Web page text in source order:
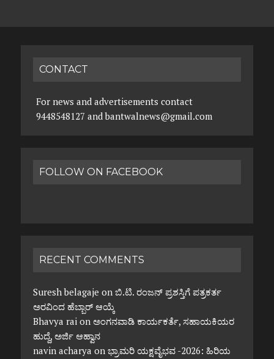
CONTACT
For news and advertisements contact
9448548127 and bantwalnews@gmail.com
FOLLOW ON FACEBOOK
RECENT COMMENTS
Suresh belagaje on ಬಿ.ಟಿ. ರಂಜನ್ ಪ್ರಶಸ್ತಿಗೆ ಪತ್ರಕರ್ತ
ಅರವಿಂದ ಹೆಬ್ಬಾರ್ ಆಯ್ಕೆ
Bhavya raion ಅಂಗನವಾಡಿ ಕಾರ್ಯಕರ್ತೆ, ಸಹಾಯಕಿಯರ
ಹುದ್ದೆ, ಅರ್ಜಿ ಆಹ್ವಾನ
navin acharya on ಭ್ರಾಮರಿ ಯಕ್ಷವೈಭವ -2026: ಹಿರಿಯ